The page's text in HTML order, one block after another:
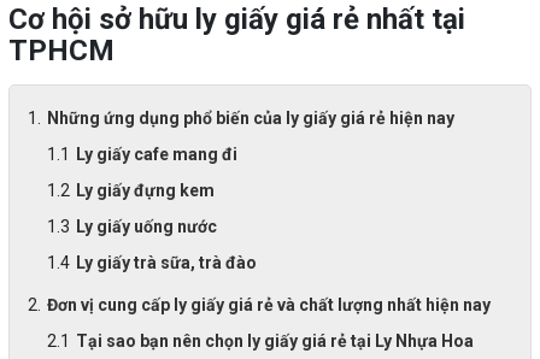
Cơ hội sở hữu ly giấy giá rẻ nhất tại
TPHCM
Những ứng dụng phổ biến của ly giấy giá rẻ hiện nay
Ly giấy cafe mang đi
Ly giấy đựng kem
Ly giấy uống nước
Ly giấy trà sữa, trà đào
Đơn vị cung cấp ly giấy giá rẻ và chất lượng nhất hiện nay
Tại sao bạn nên chọn ly giấy giá rẻ tại Ly Nhựa Hoa